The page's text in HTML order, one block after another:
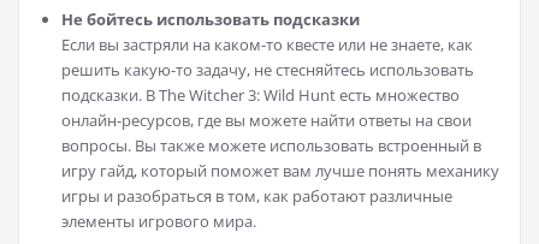
Не бойтесь использовать подсказки
Если вы застряли на каком-то квесте или не знаете, как
решить какую-то задачу, не стесняйтесь использовать
подсказки. В The Witcher 3: Wild Hunt есть множество
онлайн-ресурсов, где вы можете найти ответы на свои
вопросы. Вы также можете использовать встроенный в
игру гайд, который поможет вам лучше понять механику
игры и разобраться в том, как работают различные
элементы игрового мира.